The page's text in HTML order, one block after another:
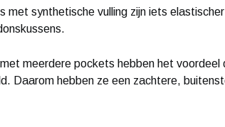
met synthetische vulling zijn iets
meerdere pockets hebben het voordeel
Daarom hebben ze een zachtere,